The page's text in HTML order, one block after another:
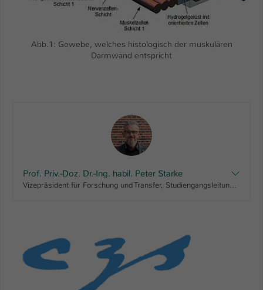
Abb.1: Gewebe, welches histologisch der muskulären
Darmwand entspricht
Prof. Priv.-Doz. Dr.-Ing. habil. Peter Starke
Vizepräsident für Forschung und Transfer, Studiengangsleitung "Maschinenbau, Bachelor", Fachbereichsrat AING
Einstellungen. Unter anderem eine zufällig
generierte ID, für die historische
Speicherung Ihrer vorgenommen
Einstellungen, falls der Webseiten-
Betreiber dies eingestellt hat.
1 Woche
Dieses Cookie ist ein Standard-Session-
Cookie von TYPO3. Es speichert im Fall
Zugang zu geschützten Bereichen
gewährt.
be_typo_user